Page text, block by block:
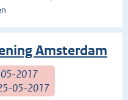
Amsterdam
05-2017
05-2017